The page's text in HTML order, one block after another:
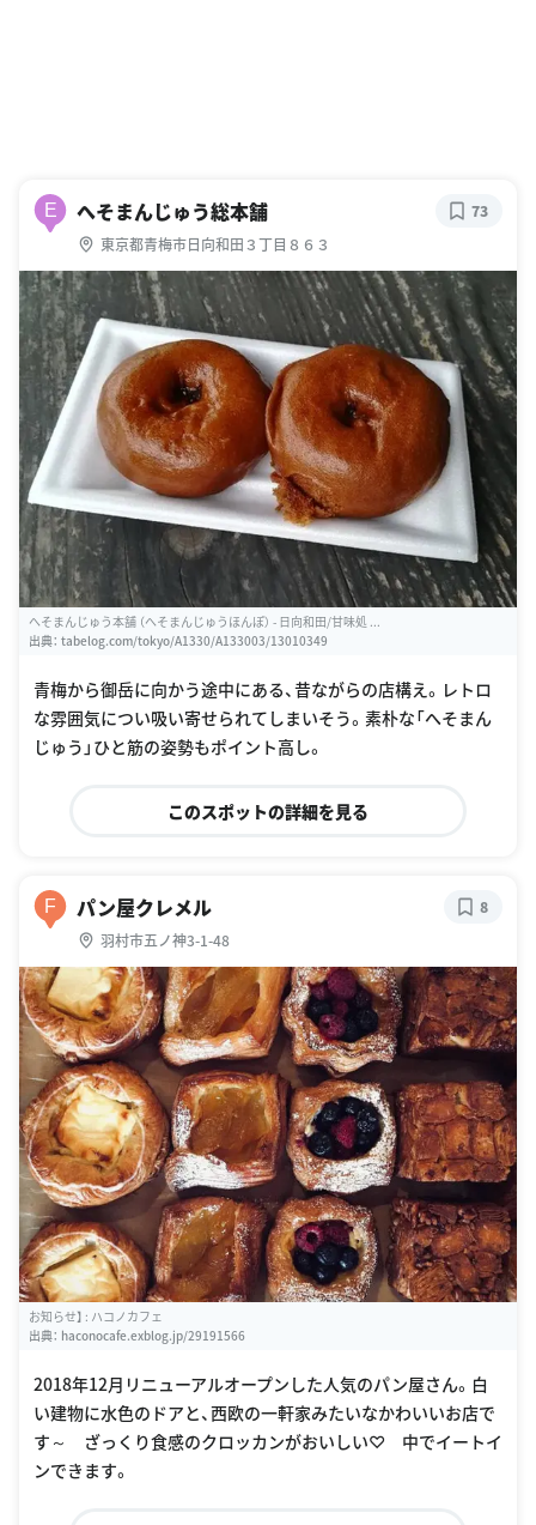
E へそまんじゅう総本舗
東京都青梅市日向和田３丁目８６３
73
へそまんじゅう本舗 （へそまんじゅうほんぽ） - 日向和田/甘味処 ...
出典： tabelog.com/tokyo/A1330/A133003/13010349
青梅から御岳に向かう途中にある、昔ながらの店構え。レトロ
な雰囲気につい吸い寄せられてしまいそう。素朴な「へそまん
じゅう」ひと筋の姿勢もポイント高し。
このスポットの詳細を見る
F パン屋クレメル
羽村市五ノ神3-1-48
8
お知らせ】 : ハコノカフェ
出典： haconocafe.exblog.jp/29191566
2018年12月リニューアルオープンした人気のパン屋さん。白
い建物に水色のドアと、西欧の一軒家みたいなかわいいお店で
す～ ざっくり食感のクロッカンがおいしい♡ 中でイートイ
ンできます。